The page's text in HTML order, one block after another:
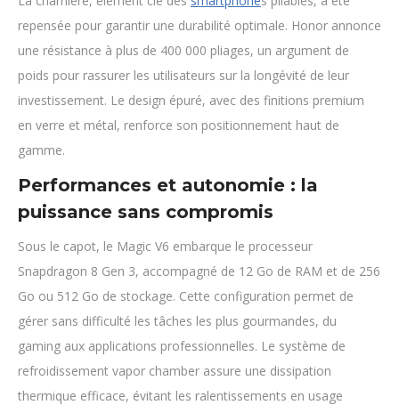
repensée pour garantir une durabilité optimale. Honor annonce
une résistance à plus de 400 000 pliages, un argument de
poids pour rassurer les utilisateurs sur la longévité de leur
investissement. Le design épuré, avec des finitions premium
en verre et métal, renforce son positionnement haut de
gamme.
Performances et autonomie : la
puissance sans compromis
Sous le capot, le Magic V6 embarque le processeur
Snapdragon 8 Gen 3, accompagné de 12 Go de RAM et de 256
Go ou 512 Go de stockage. Cette configuration permet de
gérer sans difficulté les tâches les plus gourmandes, du
gaming aux applications professionnelles. Le système de
refroidissement vapor chamber assure une dissipation
thermique efficace, évitant les ralentissements en usage